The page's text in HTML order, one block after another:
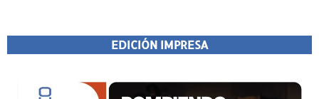
EDICIÓN IMPRESA